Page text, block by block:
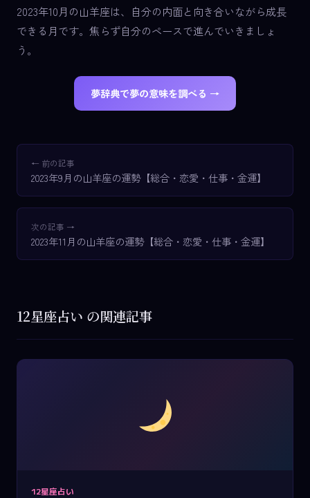
2023年10月の山羊座は、自分の内面と向き合いながら成長
できる月です。焦らず自分のペースで進んでいきましょ
う。
夢辞典で夢の意味を調べる →
← 前の記事
2023年9月の山羊座の運勢【総合・恋愛・仕事・金運】
次の記事 →
2023年11月の山羊座の運勢【総合・恋愛・仕事・金運】
12星座占い の関連記事
12星座占い